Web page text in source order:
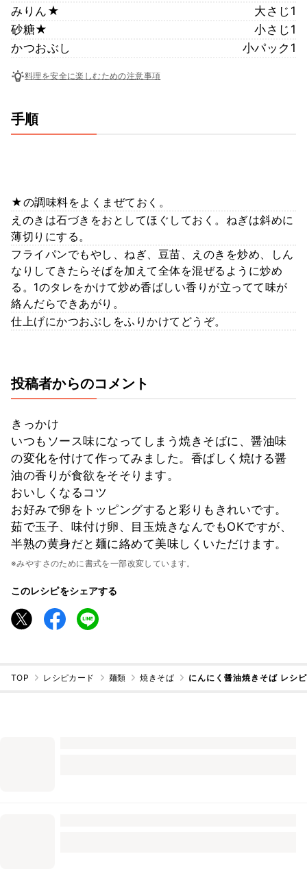
みりん★
大さじ1
砂糖★
小さじ1
かつおぶし
小パック1
料理を安全に楽しむための注意事項
手順
★の調味料をよくまぜておく。
えのきは石づきをおとしてほぐしておく。ねぎは斜めに
薄切りにする。
フライパンでもやし、ねぎ、豆苗、えのきを炒め、しん
なりしてきたらそばを加えて全体を混ぜるように炒め
る。1のタレをかけて炒め香ばしい香りが立ってて味が
絡んだらできあがり。
仕上げにかつおぶしをふりかけてどうぞ。
投稿者からのコメント
きっかけ
いつもソース味になってしまう焼きそばに、醤油味
の変化を付けて作ってみました。香ばしく焼ける醤
油の香りが食欲をそそります。
おいしくなるコツ
お好みで卵をトッピングすると彩りもきれいです。
茹で玉子、味付け卵、目玉焼きなんでもOKですが、
半熟の黄身だと麺に絡めて美味しくいただけます。
※みやすさのために書式を一部改変しています。
このレシピをシェアする
TOP レシピカード 麺類 焼きそば にんにく醤油焼きそば レシ